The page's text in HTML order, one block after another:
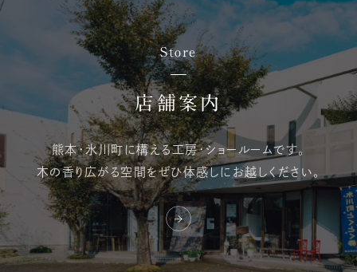
Store
店舗案内
熊本・氷川町に構える工房・ショールームです。
木の香り広がる空間をぜひ体感しにお越しください。